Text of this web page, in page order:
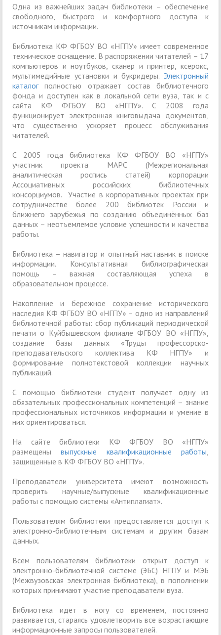
Одна из важнейших задач библиотеки – обеспечение
свободного, быстрого и комфортного доступа к
источникам информации.
Библиотека КФ ФГБОУ ВО «НГПУ» имеет современное
техническое оснащение. В распоряжении читателей – 17
компьютеров и ноутбуков, сканер и принтер, ксерокс,
мультимедийные установки и букридеры. Электронный
каталогполностью отражает состав библиотечного
фонда и доступен как в локальной сети вуза, так и с
сайта КФ ФГБОУ ВО «НГПУ». С 2008 года
функционирует электронная книговыдача документов,
что существенно ускоряет процесс обслуживания
читателей.
С 2005 года библиотека КФ ФГБОУ ВО «НГПУ»
участник проекта МАРС (Межрегиональная
аналитическая роспись статей) корпорации
Ассоциативных российских библиотечных
консорциумов. Участие в корпоративных проектах при
сотрудничестве более 200 библиотек России и
ближнего зарубежья по созданию объединённых баз
данных – неотъемлемое условие успешности и качества
работы.
Библиотека – навигатор и опытный наставник в поиске
информации. Консультативная библиографическая
помощь – важная составляющая успеха в
образовательном процессе.
Накопление и бережное сохранение исторического
наследия КФ ФГБОУ ВО «НГПУ» – одно из направлений
библиотечной работы: сбор публикаций периодической
печати о Куйбышевском филиале ФГБОУ ВО «НГПУ»,
создание базы данных «Труды профессорско-
преподавательского коллектива КФ НГПУ» и
формирование полнотекстовой коллекции научных
публикаций.
С помощью библиотеки студент получает одну из
обязательных профессиональных компетенций – знание
профессиональных источников информации и умение в
них ориентироваться.
На сайте библиотеки КФ ФГБОУ ВО «НГПУ»
размещенывыпускные квалификационные работы,
защищенные в КФ ФГБОУ ВО «НГПУ».
Преподаватели университета имеют возможность
проверить научные/выпускные квалификационные
работы с помощью системы «Антиплагиат».
Пользователям библиотеки предоставляется доступ к
электронно-библиотечным системам и другим базам
данных.
Всем пользователям библиотеки открыт доступ к
электронно-библиотечной системе (ЭБС) НГПУ и МЭБ
(Межвузовская электронная библиотека), в пополнении
которых принимают участие преподаватели вуза.
Библиотека идет в ногу со временем, постоянно
развивается, стараясь удовлетворить все возрастающие
информационные запросы пользователей.